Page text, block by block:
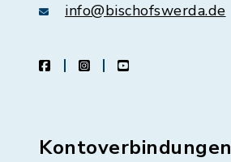
info@bischofswerda.de
facebookinstagramyoutube
Kontoverbindungen